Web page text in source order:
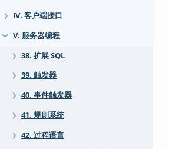
❯ IV. 客户端接口
❯ V. 服务器编程
❯ 38. 扩展 SQL
❯ 39. 触发器
❯ 40. 事件触发器
❯ 41. 规则系统
❯ 42. 过程语言